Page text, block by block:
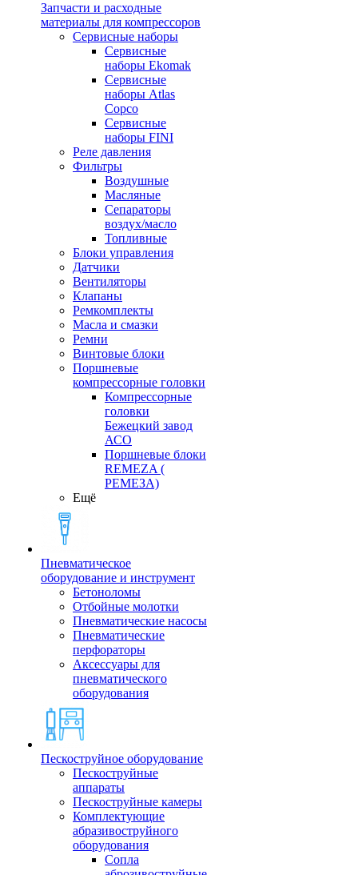
Запчасти и расходные
материалы для компрессоров
Cервисные наборы
Сервисные
наборы Ekomak
Cервисные
наборы Atlas
Copco
Сервисные
наборы FINI
Реле давления
Фильтры
Воздушные
Масляные
Сепараторы
воздух/масло
Топливные
Блоки управления
Датчики
Вентиляторы
Клапаны
Ремкомплекты
Масла и смазки
Ремни
Винтовые блоки
Поршневые
компрессорные головки
Компрессорные
головки
Бежецкий завод
АСО
Поршневые блоки
REMEZA (
РЕМЕЗА)
Ещё
Пневматическое
оборудование и инструмент
Бетоноломы
Отбойные молотки
Пневматические насосы
Пневматические
перфораторы
Аксессуары для
пневматического
оборудования
Пескоструйное оборудование
Пескоструйные
аппараты
Пескоструйные камеры
Комплектующие
абразивоструйного
оборудования
Сопла